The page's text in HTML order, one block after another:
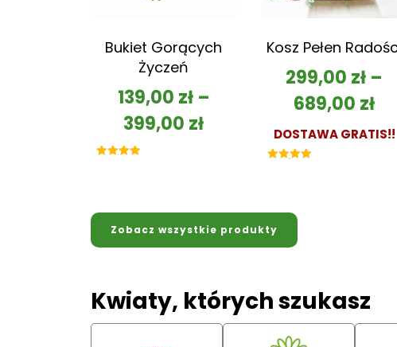
Bukiet Gorących
Życzeń
139,00 zł–
399,00 zł
Kosz Pełen
299,00 zł –
689,00 zł
DOSTAWA GRATIS!!
Zobacz wszystkie produkty
Kwiaty, których szukasz